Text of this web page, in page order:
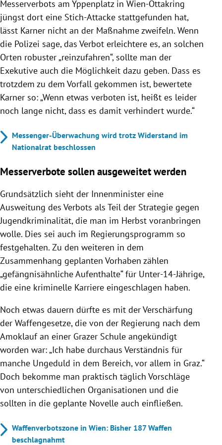
Messerverbots am Yppenplatz in Wien-Ottakring
jüngst dort eine Stich-Attacke stattgefunden hat,
lässt Karner nicht an der Maßnahme zweifeln. Wenn
die Polizei sage, das Verbot erleichtere es, an solchen
Orten robuster „reinzufahren“, sollte man der
Exekutive auch die Möglichkeit dazu geben. Dass es
trotzdem zu dem Vorfall gekommen ist, bewertete
Karner so: „Wenn etwas verboten ist, heißt es leider
noch lange nicht, dass es damit verhindert wurde.“
Messenger-Überwachung wird trotz Widerstand im
Nationalrat beschlossen
Messerverbote sollen ausgeweitet werden
Grundsätzlich sieht der Innenminister eine
Ausweitung des Verbots als Teil der Strategie gegen
Jugendkriminalität, die man im Herbst voranbringen
wolle. Dies sei auch im Regierungsprogramm so
festgehalten. Zu den weiteren in dem
Zusammenhang geplanten Vorhaben zählen
„gefängnisähnliche Aufenthalte“ für Unter-14-Jährige,
die eine kriminelle Karriere eingeschlagen haben.
Noch etwas dauern dürfte es mit der Verschärfung
der Waffengesetze, die von der Regierung nach dem
Amoklauf an einer Grazer Schule angekündigt
worden war: „Ich habe durchaus Verständnis für
manche Ungeduld in dem Bereich, vor allem in Graz.“
Doch bekomme man praktisch täglich Vorschläge
von unterschiedlichen Organisationen und die
sollten in die geplante Novelle auch einfließen.
Waffenverbotszone in Wien: Bisher 187 Waffen
beschlagnahmt